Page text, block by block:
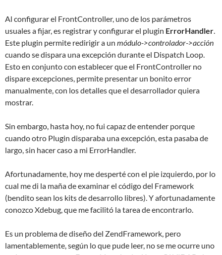
Al configurar el FrontController, uno de los parámetros
usuales a fijar, es registrar y configurar el plugin ErrorHandler.
Este plugin permite redirigir a un módulo->controlador->acción
cuando se dispara una excepción durante el Dispatch Loop.
Esto en conjunto con establecer que el FrontController no
dispare excepciones, permite presentar un bonito error
manualmente, con los detalles que el desarrollador quiera
mostrar.
Sin embargo, hasta hoy, no fui capaz de entender porque
cuando otro Plugin disparaba una excepción, esta pasaba de
largo, sin hacer caso a mi ErrorHandler.
Afortunadamente, hoy me desperté con el pie izquierdo, por lo
cual me di la maña de examinar el código del Framework
(bendito sean los kits de desarrollo libres). Y afortunadamente
conozco Xdebug, que me facilitó la tarea de encontrarlo.
Es un problema de diseño del ZendFramework, pero
lamentablemente, según lo que pude leer, no se me ocurre uno